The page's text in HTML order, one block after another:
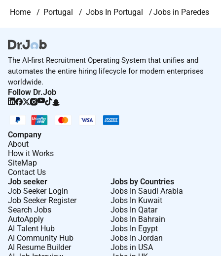
Home Portugal Jobs In Portugal Jobs in Paredes
The AI-first Recruitment Operating System that unifies and
automates the entire hiring lifecycle for modern enterprises
worldwide.
Follow Dr.Job
Company
About
How it Works
SiteMap
Contact Us
Job seeker
Job Seeker Login
Job Seeker Register
Search Jobs
AutoApply
AI Talent Hub
AI Community Hub
AI Resume Builder
Jobs by Countries
Jobs In Saudi Arabia
Jobs In Kuwait
Jobs In Qatar
Jobs In Bahrain
Jobs In Egypt
Jobs In Jordan
Jobs in USA